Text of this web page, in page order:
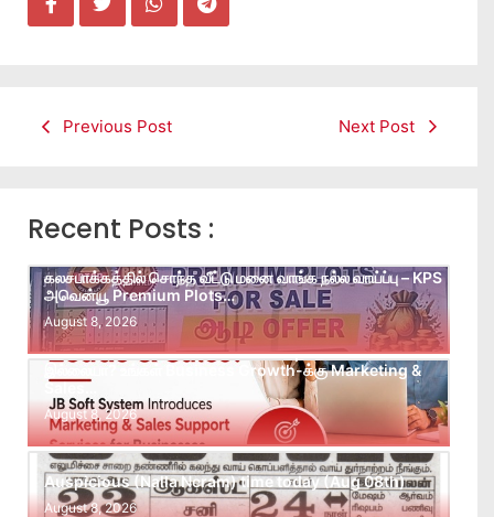
Previous Post Next Post
Recent Posts :
கலசபாக்கத்தில் சொந்த வீட்டு மனை வாங்க நல்ல வாய்ப்பு – KPS
அவென்யூ Premium Plots…
August 8, 2026
Leads கிடைக்கவில்லையா? Follow-up செய்ய Team
இல்லையா? உங்கள் Business Growth-க்கு Marketing &
Sales…
August 8, 2026
Auspicious (Nalla Neram) time today (Aug 08th)
August 8, 2026